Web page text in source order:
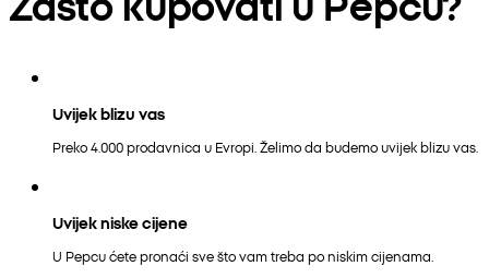
Uvijek blizu vas
Preko 4.000 prodavnica u Evropi. Želimo da budemo uvijek blizu vas.
Uvijek niske cijene
U Pepcu ćete pronaći sve što vam treba po niskim cijenama.